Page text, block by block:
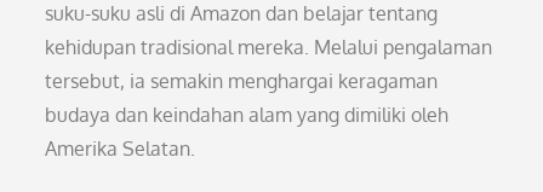
suku-suku asli di Amazon dan belajar tentang
kehidupan tradisional mereka. Melalui pengalaman
tersebut, ia semakin menghargai keragaman
budaya dan keindahan alam yang dimiliki oleh
Amerika Selatan.